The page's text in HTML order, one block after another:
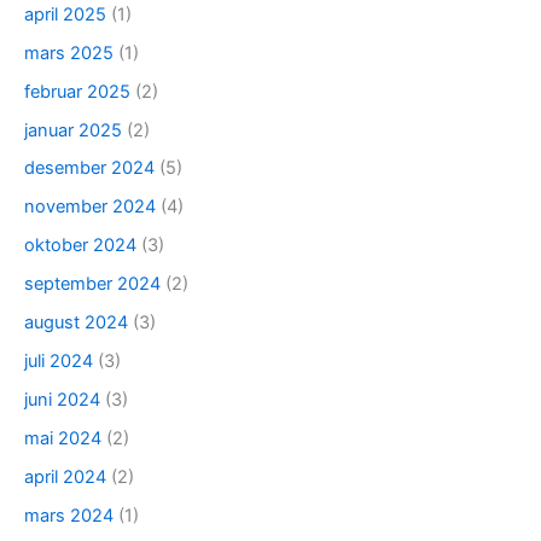
april 2025 (1)
mars 2025 (1)
februar 2025 (2)
januar 2025 (2)
desember 2024 (5)
november 2024 (4)
oktober 2024 (3)
september 2024 (2)
august 2024 (3)
juli 2024 (3)
juni 2024 (3)
mai 2024 (2)
april 2024 (2)
mars 2024 (1)